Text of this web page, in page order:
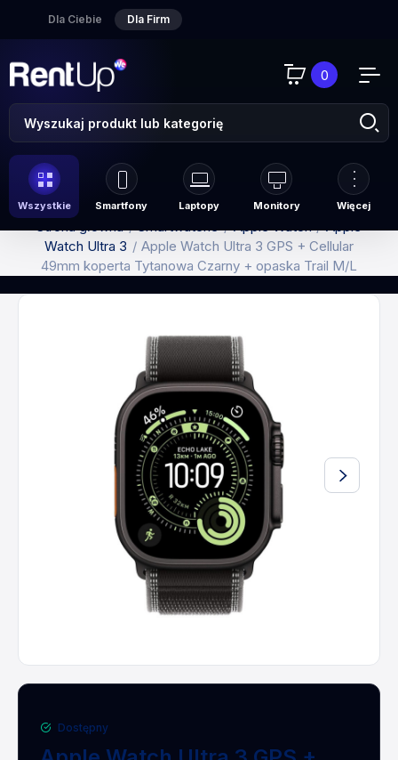
Dla Ciebie Dla Firm
0
Wszystkie Smartfony Laptopy Monitory Więcej
Strona główna Smartwatche Apple Watch
Apple
Watch Ultra 3
Apple Watch Ultra 3 GPS + Cellular
49mm koperta Tytanowa Czarny + opaska Trail M/L
Dostępny